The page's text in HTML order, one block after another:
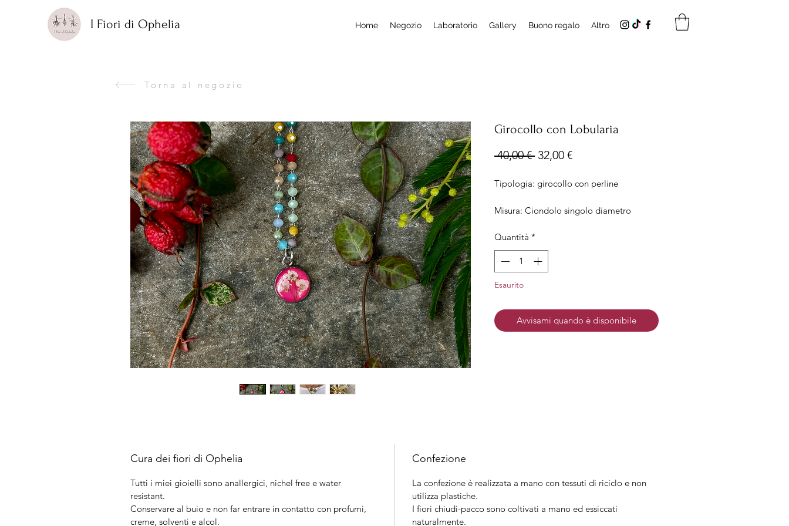
I Fiori di Ophelia Home Negozio Laboratorio Gallery Buono regalo Altro
Torna al negozio
Girocollo con Lobularia
40,00 € Prezzo
32,00 €Prezzo
Tipologia: girocollo con perline
Misura: Ciondolo singolo diametro
Lunghezza catena 40cm
Materiale: Acciaio anallergico e senza
Quantità *
Esaurito
Avvisami quando è disponibile
Cura dei fiori di Ophelia
Tutti i miei gioielli sono anallergici, nichel free e water
resistant.
Conservare al buio e non far entrare in contatto con profumi,
creme, solventi e alcol.
Confezione
La confezione è realizzata a mano con tessuti di riciclo e non
utilizza plastiche.
I fiori chiudi-pacco sono coltivati a mano ed essiccati
naturalmente.